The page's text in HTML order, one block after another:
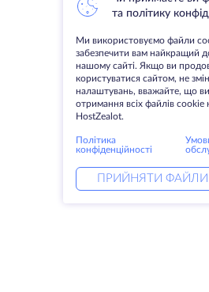
та політику
Ми використовуємо файли
забезпечити вам найкращий
нашому сайті. Якщо ви
користуватися сайтом, не
налаштувань, вважайте, що ви
отримання всіх файлів cookie
HostZealot.
Політика
конфіденційності
ПРИЙНЯТИ ФАЙЛИ